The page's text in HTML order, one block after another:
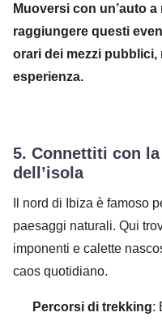
Muoversi con un’auto
raggiungere questi
orari dei mezzi pubblici,
esperienza.
5. Connettiti con
dell’isola
Il nord di Ibiza è famoso
paesaggi naturali. Qui
imponenti e calette
caos quotidiano.
Percorsi di trekking: